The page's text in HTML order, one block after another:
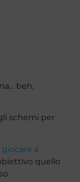
beh,
schemi per
a
quello